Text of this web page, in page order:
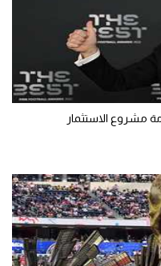
مشروع الاستثمار